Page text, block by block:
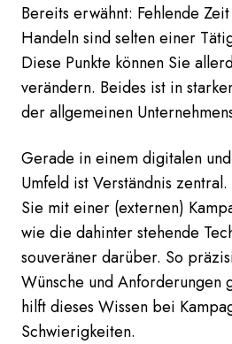
Bereits erwähnt: Fehlende
Handeln sind selten einer
Diese Punkte können Sie
verändern. Beides ist in
der allgemeinen
Gerade in einem digitalen
Umfeld ist Verständnis
Sie mit einer (externen)
wie die dahinter stehende
souveräner darüber. So
Wünsche und Anforderungen
hilft dieses Wissen bei
Schwierigkeiten.